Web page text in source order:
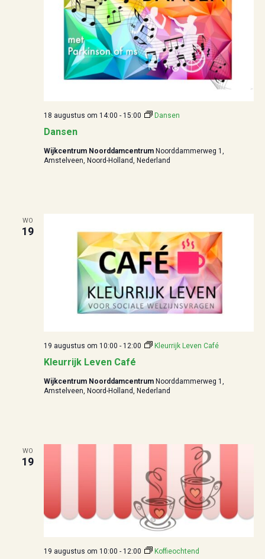
Dansen
18 augustus om 14:00 - 15:00 Dansen
Wijkcentrum Noorddamcentrum Noorddammerweg 1,
Amstelveen, Noord-Holland, Nederland
WO
19
Kleurrijk Leven Café
19 augustus om 10:00 - 12:00 Kleurrijk Leven Café
Wijkcentrum Noorddamcentrum Noorddammerweg 1,
Amstelveen, Noord-Holland, Nederland
WO
19
19 augustus om 10:00 - 12:00 Koffieochtend